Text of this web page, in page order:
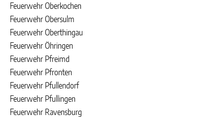
Feuerwehr Oberkochen
Feuerwehr Obersulm
Feuerwehr Oberthingau
Feuerwehr Öhringen
Feuerwehr Pfreimd
Feuerwehr Pfronten
Feuerwehr Pfullendorf
Feuerwehr Pfullingen
Feuerwehr Ravensburg